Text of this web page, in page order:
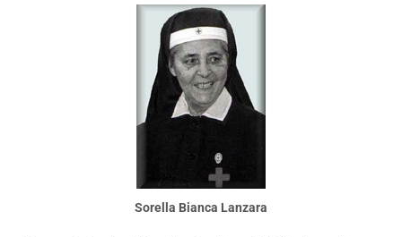
Sorella Bianca Lanzara